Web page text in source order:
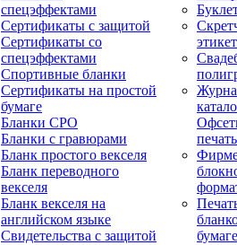
спецэффектами
Сертификаты с защитой
Сертификаты со
спецэффектами
Спортивные бланки
Cертификаты на простой
бумаге
Бланки СРО
Бланки с гравюрами
Бланк простого векселя
Бланк переводного
векселя
Бланк векселя на
английском языке
Свидетельства с защитой
печать